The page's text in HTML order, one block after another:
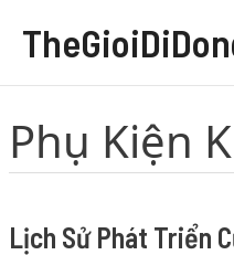
Phụ Kiện
Lịch Sử Phát Triển